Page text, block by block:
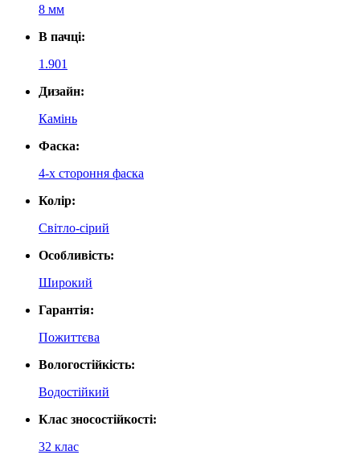
8 мм
В пачці:
1.901
Дизайн:
Камінь
Фаска:
4-х стороння фаска
Колір:
Світло-сірий
Особливість:
Широкий
Гарантія:
Пожиттєва
Вологостійкість:
Водостійкий
Клас зносостійкості:
32 клас